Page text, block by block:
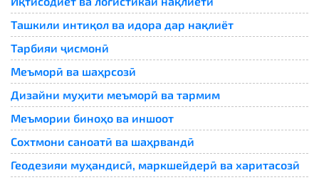
Ташкили интиқол ва идора дар нақлиёт
Тарбияи ҷисмонӣ
Меъморӣ ва шаҳрсозӣ
Дизайни муҳити меъморӣ ва тармим
Меъмории биноҳо ва иншоот
Сохтмони саноатӣ ва шаҳрвандӣ
Геодезияи муҳандисӣ, маркшейдерӣ ва харитасозӣ